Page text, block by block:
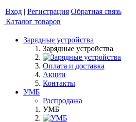
Вход | Регистрация Обратная связь
Каталог товаров
Зарядные устройства
Зарядные устройства
Оплата и доставка
Акции
Контакты
УМБ
Распродажа
УМБ